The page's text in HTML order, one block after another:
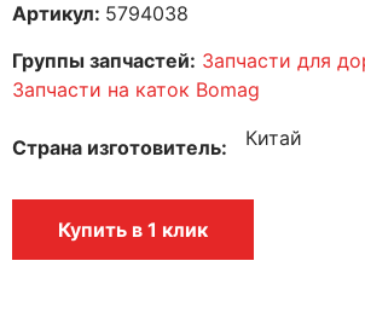
Артикул: 5794038
Группы запчастей: Запчасти для
Запчасти на каток Bomag
Страна изготовитель Китай
Купить в 1 клик